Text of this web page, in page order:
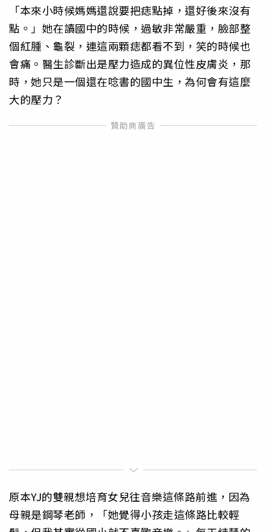
「本來小時候媽媽還說要把痣點掉，還好後來沒有
點。」她在讀國中的時候，過敏非常嚴重，臉部整
個紅腫、龜裂，連這兩顆痣都看不到，笑的時候也
會痛。醫生診斷出是壓力造成的異位性皮膚炎，那
時，她只是一個還在唸書的國中生，為何會有這麼
大的壓力？
原本YJ的雙親想培育女兒往音樂這條路前進，因為
母親是鋼琴老師，「她覺得小孩走這條路比較輕